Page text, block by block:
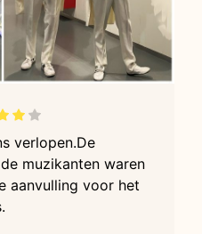
verlopen.De
muzikanten waren
aanvulling voor het